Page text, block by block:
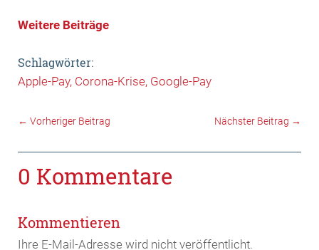
Weitere Beiträge
Schlagwörter:
Apple-Pay Corona-Krise Google-Pay
← Vorheriger Beitrag Nächster Beitrag →
0 Kommentare
Kommentieren
Ihre E-Mail-Adresse wird nicht veröffentlicht.